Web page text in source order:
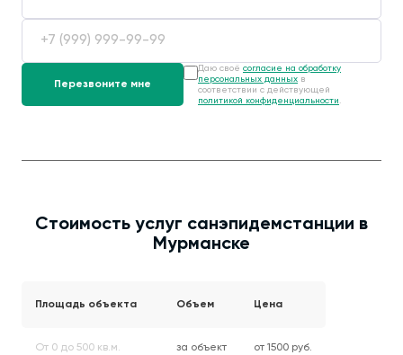
Даю своё согласие на обработку
персональных данных в
соответствии с действующей
политикой конфиденциальности .
Стоимость услуг санэпидемстанции в
Мурманске
Площадь объекта Объем Цена
От 0 до 500 кв.м. за объект от 1500 руб.